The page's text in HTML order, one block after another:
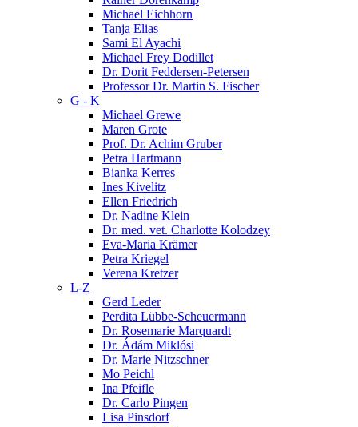
Michael Eichhorn
Tanja Elias
Sami El Ayachi
Michael Frey Dodillet
Dr. Dorit Feddersen-Petersen
Professor Dr. Martin S. Fischer
G - K
Michael Grewe
Maren Grote
Prof. Dr. Achim Gruber
Petra Hartmann
Bianka Kerres
Ines Kivelitz
Ellen Friedrich
Dr. Nadine Klein
Dr. med. vet. Charlotte Kolodzey
Eva-Maria Krämer
Petra Kriegel
Verena Kretzer
L-Z
Gerd Leder
Perdita Lübbe-Scheuermann
Dr. Rosemarie Marquardt
Dr. Ádám Miklósi
Dr. Marie Nitzschner
Mo Peichl
Ina Pfeifle
Dr. Carlo Pingen
Lisa Pinsdorf